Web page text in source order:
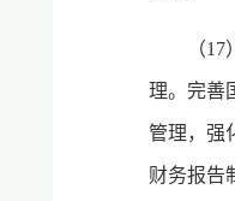
（
理。完善
管理，强
财务报告